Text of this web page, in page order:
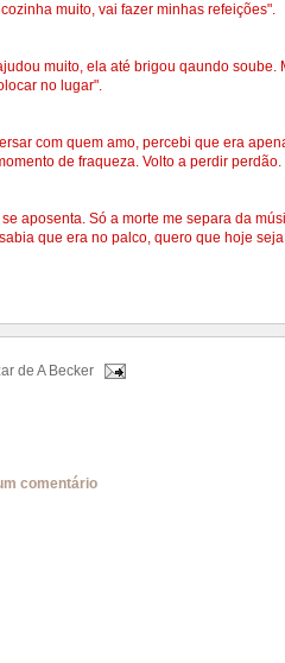
muito, vai fazer minhas refeições".
muito, ela até brigou qaundo soube.
no lugar".
com quem amo, percebi que era
de fraqueza. Volto a perdir
aposenta. Só a morte me separa da
que era no palco, quero que hoje
de A Becker
comentário